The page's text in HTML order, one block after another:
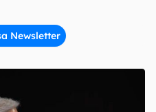
Newsletter
do Canaltech.